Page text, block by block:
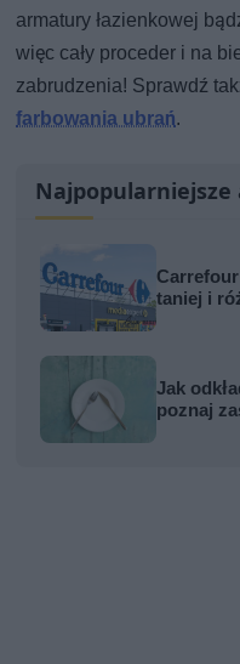
armatury łazienkowej
więc cały proceder i na
zabrudzenia! Sprawdź
farbowania ubrań.
Najpopularniejsze
taniej i
Jak
poznaj